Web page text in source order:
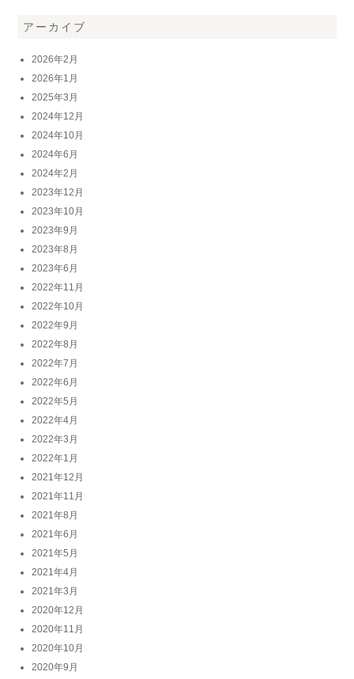
アーカイブ
2026年2月
2026年1月
2025年3月
2024年12月
2024年10月
2024年6月
2024年2月
2023年12月
2023年10月
2023年9月
2023年8月
2023年6月
2022年11月
2022年10月
2022年9月
2022年8月
2022年7月
2022年6月
2022年5月
2022年4月
2022年3月
2022年1月
2021年12月
2021年11月
2021年8月
2021年6月
2021年5月
2021年4月
2021年3月
2020年12月
2020年11月
2020年10月
2020年9月